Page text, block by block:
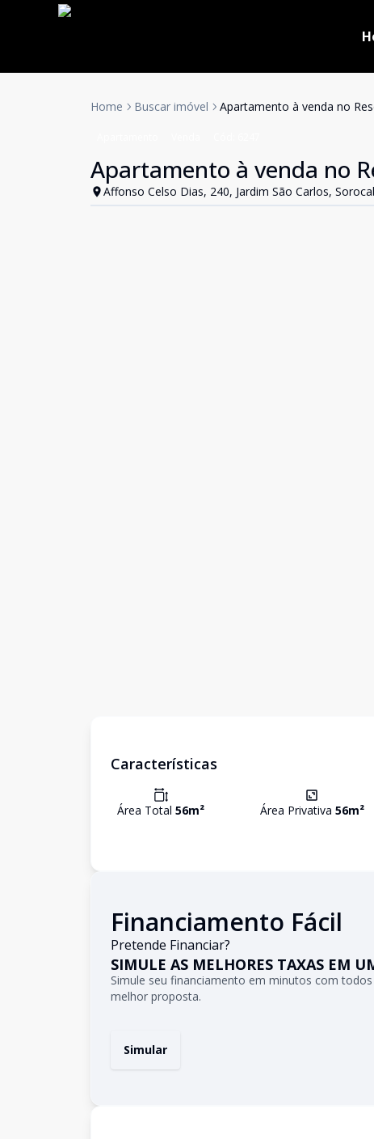
Home Buscar imóvel Apartamento à venda no
Apartamento à venda no
Affonso Celso Dias, 240, Jardim São Carlos,
Características
Área Total 56m² Área Privativa 56m²
Financiamento Fácil
Pretende Financiar?
SIMULE AS MELHORES TAXAS EM
Simule seu financiamento em minutos com
melhor proposta.
Simular